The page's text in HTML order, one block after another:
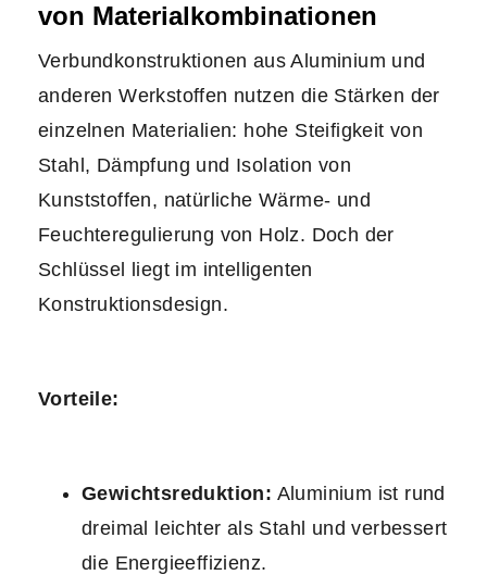
von Materialkombinationen
Verbundkonstruktionen aus Aluminium und
anderen Werkstoffen nutzen die Stärken der
einzelnen Materialien: hohe Steifigkeit von
Stahl, Dämpfung und Isolation von
Kunststoffen, natürliche Wärme- und
Feuchteregulierung von Holz. Doch der
Schlüssel liegt im intelligenten
Konstruktionsdesign.
Vorteile:
Gewichtsreduktion: Aluminium ist rund
dreimal leichter als Stahl und verbessert
die Energieeffizienz.